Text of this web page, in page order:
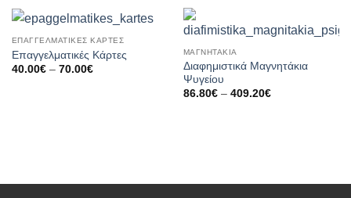
ΕΠΑΓΓΕΛΜΑΤΙΚΕΣ ΚΑΡΤΕΣ
Επαγγελματικές Κάρτες
40.00€ – 70.00€Price
ΜΑΓΝΗΤΑΚΙΑ
Διαφημιστικά Μαγνητάκια
Ψυγείου
86.80€ – 409.20€Price